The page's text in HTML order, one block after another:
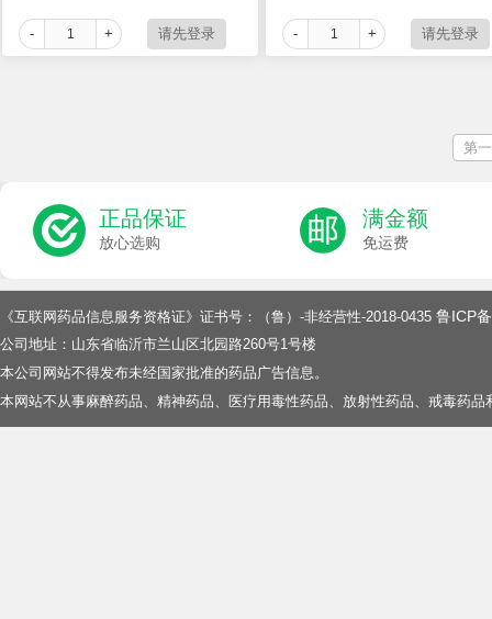
- + - +
第
正品保证
放心选购
满金额
免运费
《互联网药品信息服务资格证》证书号：（鲁）-非经营性-2018-0435 鲁ICP
公司地址：山东省临沂市兰山区北园路260号1号楼
本公司网站不得发布未经国家批准的药品广告信息。
本网站不从事麻醉药品、精神药品、医疗用毒性药品、放射性药品、戒毒药